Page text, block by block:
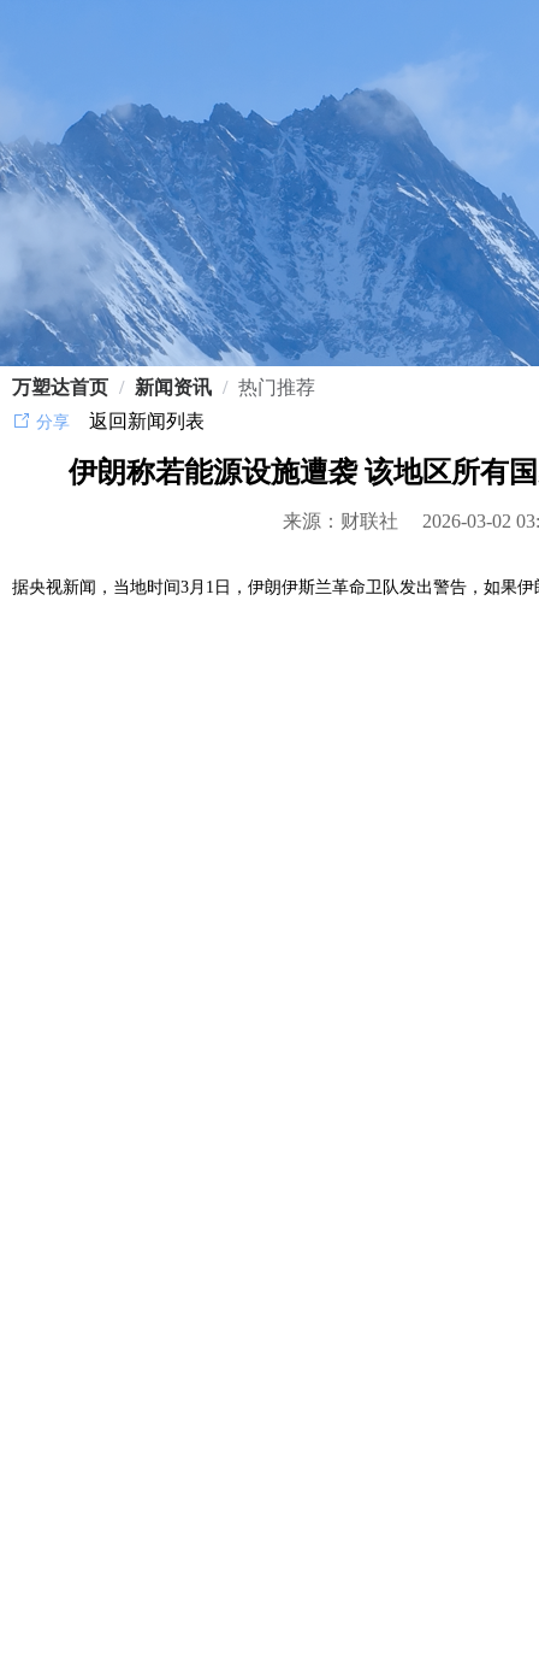
万塑达首页 / 新闻资讯 / 热门推荐
分享 返回新闻列表
伊朗称若能源设施遭袭 该地区所有
来源：财联社 2026-03-02
据央视新闻，当地时间3月1日， 伊朗伊斯兰革命卫队发出警告，如果